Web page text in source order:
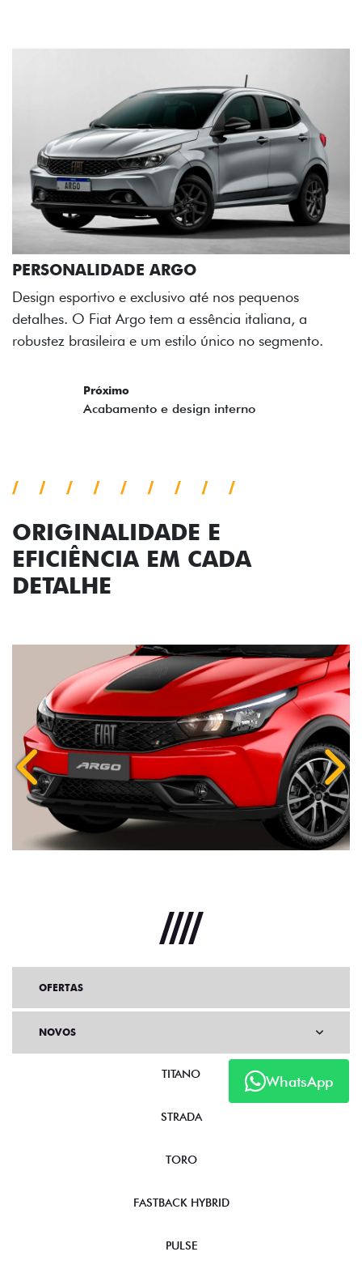
nos pequenos
italiana, a
único no segmento.
ORIGINALIDADE E
EFICIÊNCIA EM CADA
DETALHE
Anterior
WhatsApp
OFERTAS
NOVOS
TITANO
STRADA
TORO
FASTBACK HYBRID
PULSE